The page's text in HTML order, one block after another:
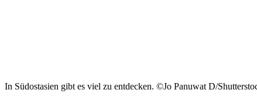
In Südostasien gibt es viel zu entdecken. ©Jo Panuwat D/